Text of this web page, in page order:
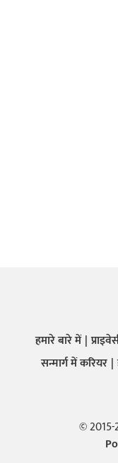
हमारे बारे में
सन्मार्ग में करियर
©